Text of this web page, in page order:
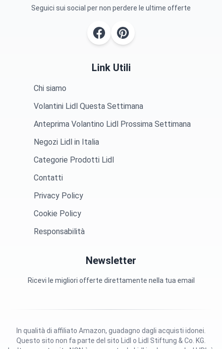
Seguici sui social per non perdere le ultime offerte
Link Utili
Chi siamo
Volantini Lidl Questa Settimana
Anteprima Volantino Lidl Prossima Settimana
Negozi Lidl in Italia
Categorie Prodotti Lidl
Contatti
Privacy Policy
Cookie Policy
Responsabilità
Newsletter
Ricevi le migliori offerte direttamente nella tua email
Questo sito non fa parte del sito Lidl o Lidl Stiftung & Co. KG.
In qualità di affiliato Amazon, guadagno dagli acquisti idonei.